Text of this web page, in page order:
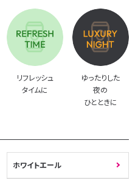
リフレッシュ
タイムに
ゆったりした
夜の
ひとときに
ホワイトエール